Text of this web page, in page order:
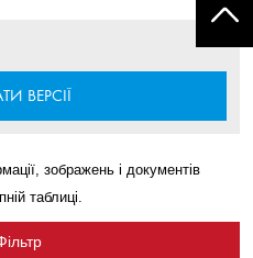
ВЕРСІЇ
зображень і документів
таблиці.